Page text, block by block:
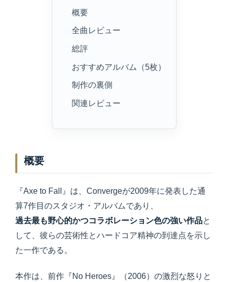
概要
全曲レビュー
総評
おすすめアルバム（5枚）
制作の裏側
関連レビュー
概要
『Axe to Fall』は、Convergeが2009年に発表した通
算7作目のスタジオ・アルバムであり、
過去最も野心的かつコラボレーション色の強い作品と
して、彼らの芸術性とハードコア精神の到達点を示し
た一作である。
本作は、前作『No Heroes』（2006）の激烈な怒りと